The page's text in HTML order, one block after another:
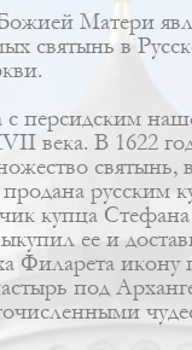
Матери
святынь в
с персидским
века. В 1622
святынь,
русским
купца
ее и
Филарета икону
под